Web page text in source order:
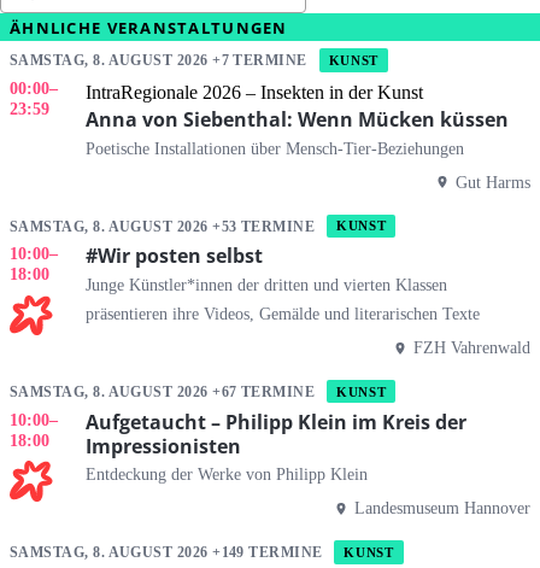
ÄHNLICHE VERANSTALTUNGEN
SAMSTAG, 8. AUGUST 2026 +7 TERMINE KUNST
00:00–
23:59
IntraRegionale 2026 – Insekten in der Kunst
Anna von Siebenthal: Wenn Mücken küssen
Poetische Installationen über Mensch-Tier-Beziehungen
Gut Harms
SAMSTAG, 8. AUGUST 2026 +53 TERMINE KUNST
10:00–
18:00
#Wir posten selbst
Junge Künstler*innen der dritten und vierten Klassen
präsentieren ihre Videos, Gemälde und literarischen Texte
FZH Vahrenwald
SAMSTAG, 8. AUGUST 2026 +67 TERMINE KUNST
10:00–
18:00
Aufgetaucht – Philipp Klein im Kreis der
Impressionisten
Entdeckung der Werke von Philipp Klein
Landesmuseum Hannover
SAMSTAG, 8. AUGUST 2026 +149 TERMINE KUNST